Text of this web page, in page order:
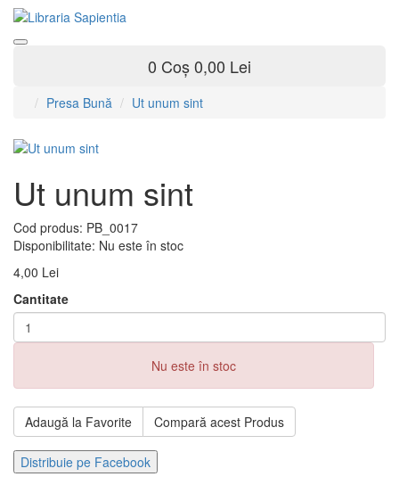
0 Coș0,00 Lei
Presa Bună Ut unum sint
Ut unum sint
Cod produs: PB_0017
Disponibilitate: Nu este în stoc
4,00 Lei
Cantitate
Nu este în stoc
Adaugă la Favorite Compară acest Produs
Distribuie pe Facebook